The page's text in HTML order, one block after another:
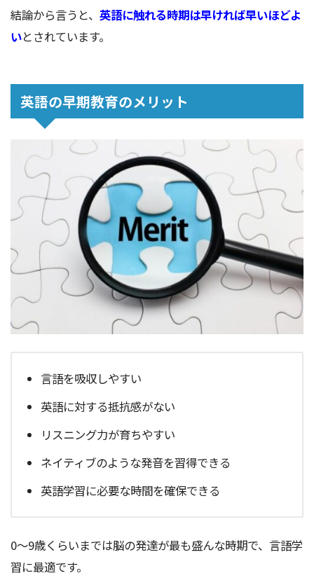
結論から言うと、 英語に触れる時期は早ければ早いほどよ
いとされています。
英語の早期教育のメリット
言語を吸収しやすい
英語に対する抵抗感がない
リスニング力が育ちやすい
ネイティブのような発音を習得できる
英語学習に必要な時間を確保できる
0～9歳くらいまでは脳の発達が最も盛んな時期で、言語学
習に最適です。